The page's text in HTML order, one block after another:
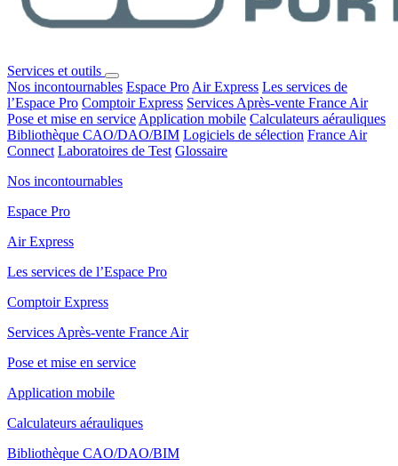
Services et outils
Nos incontournables Espace Pro Air Express Les services de
l’Espace Pro Comptoir Express Services Après-vente France Air
Pose et mise en service Application mobile Calculateurs aérauliques
Bibliothèque CAO/DAO/BIM Logiciels de sélection France Air
Connect Laboratoires de Test Glossaire
Nos incontournables
Espace Pro
Air Express
Les services de l’Espace Pro
Comptoir Express
Services Après-vente France Air
Pose et mise en service
Application mobile
Calculateurs aérauliques
Bibliothèque CAO/DAO/BIM